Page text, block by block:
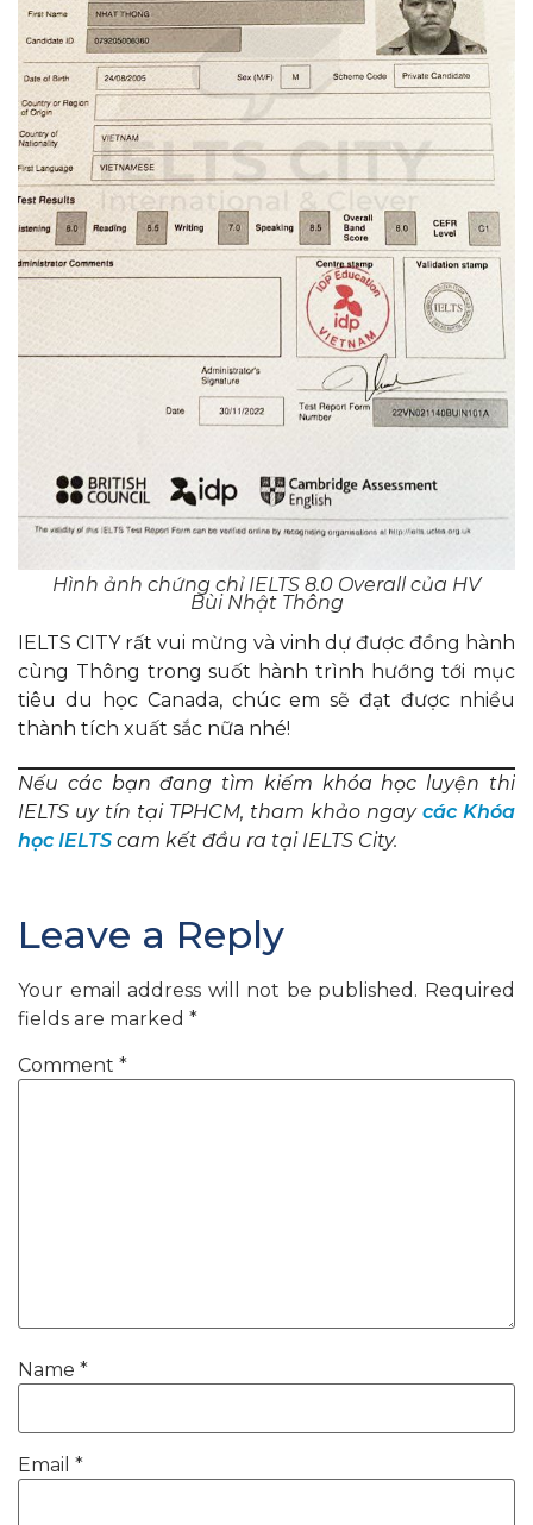
Hình ảnh chứng chỉ IELTS 8.0 Overall của HV
Bùi Nhật Thông
IELTS CITY rất vui mừng và vinh dự được đồng hành
cùng Thông trong suốt hành trình hướng tới mục
tiêu du học Canada, chúc em sẽ đạt được nhiều
thành tích xuất sắc nữa nhé!
Nếu các bạn đang tìm kiếm khóa học luyện thi
IELTS uy tín tại TPHCM, tham khảo ngay các Khóa
học IELTS cam kết đầu ra tại IELTS City.
Leave a Reply
Your email address will not be published. Required
fields are marked *
Comment *
Name *
Email *